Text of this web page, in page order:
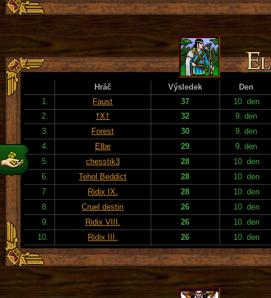
Hráč Výsledek
Den
1.
Faust 37
10. den
2.
†X† 32
9. den
3.
Forest 30
9. den
4.
Elbe 29
9. den
5.
chesstik3 28
10. den
6.
Tehol Beddict 28
10. den
7.
Ridix IX. 28
10. den
8.
Cruel destin 26
10. den
9.
Ridix VIII. 26
10. den
10.
Ridix III. 26 10. den